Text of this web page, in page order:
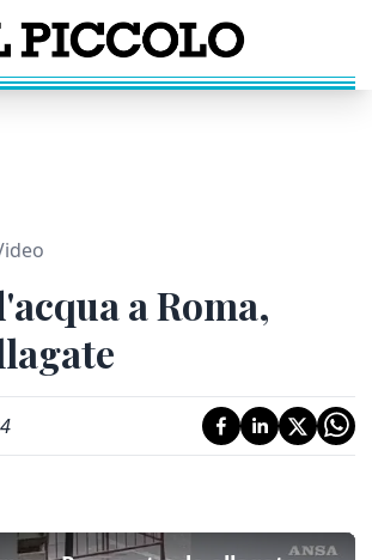
a Roma,